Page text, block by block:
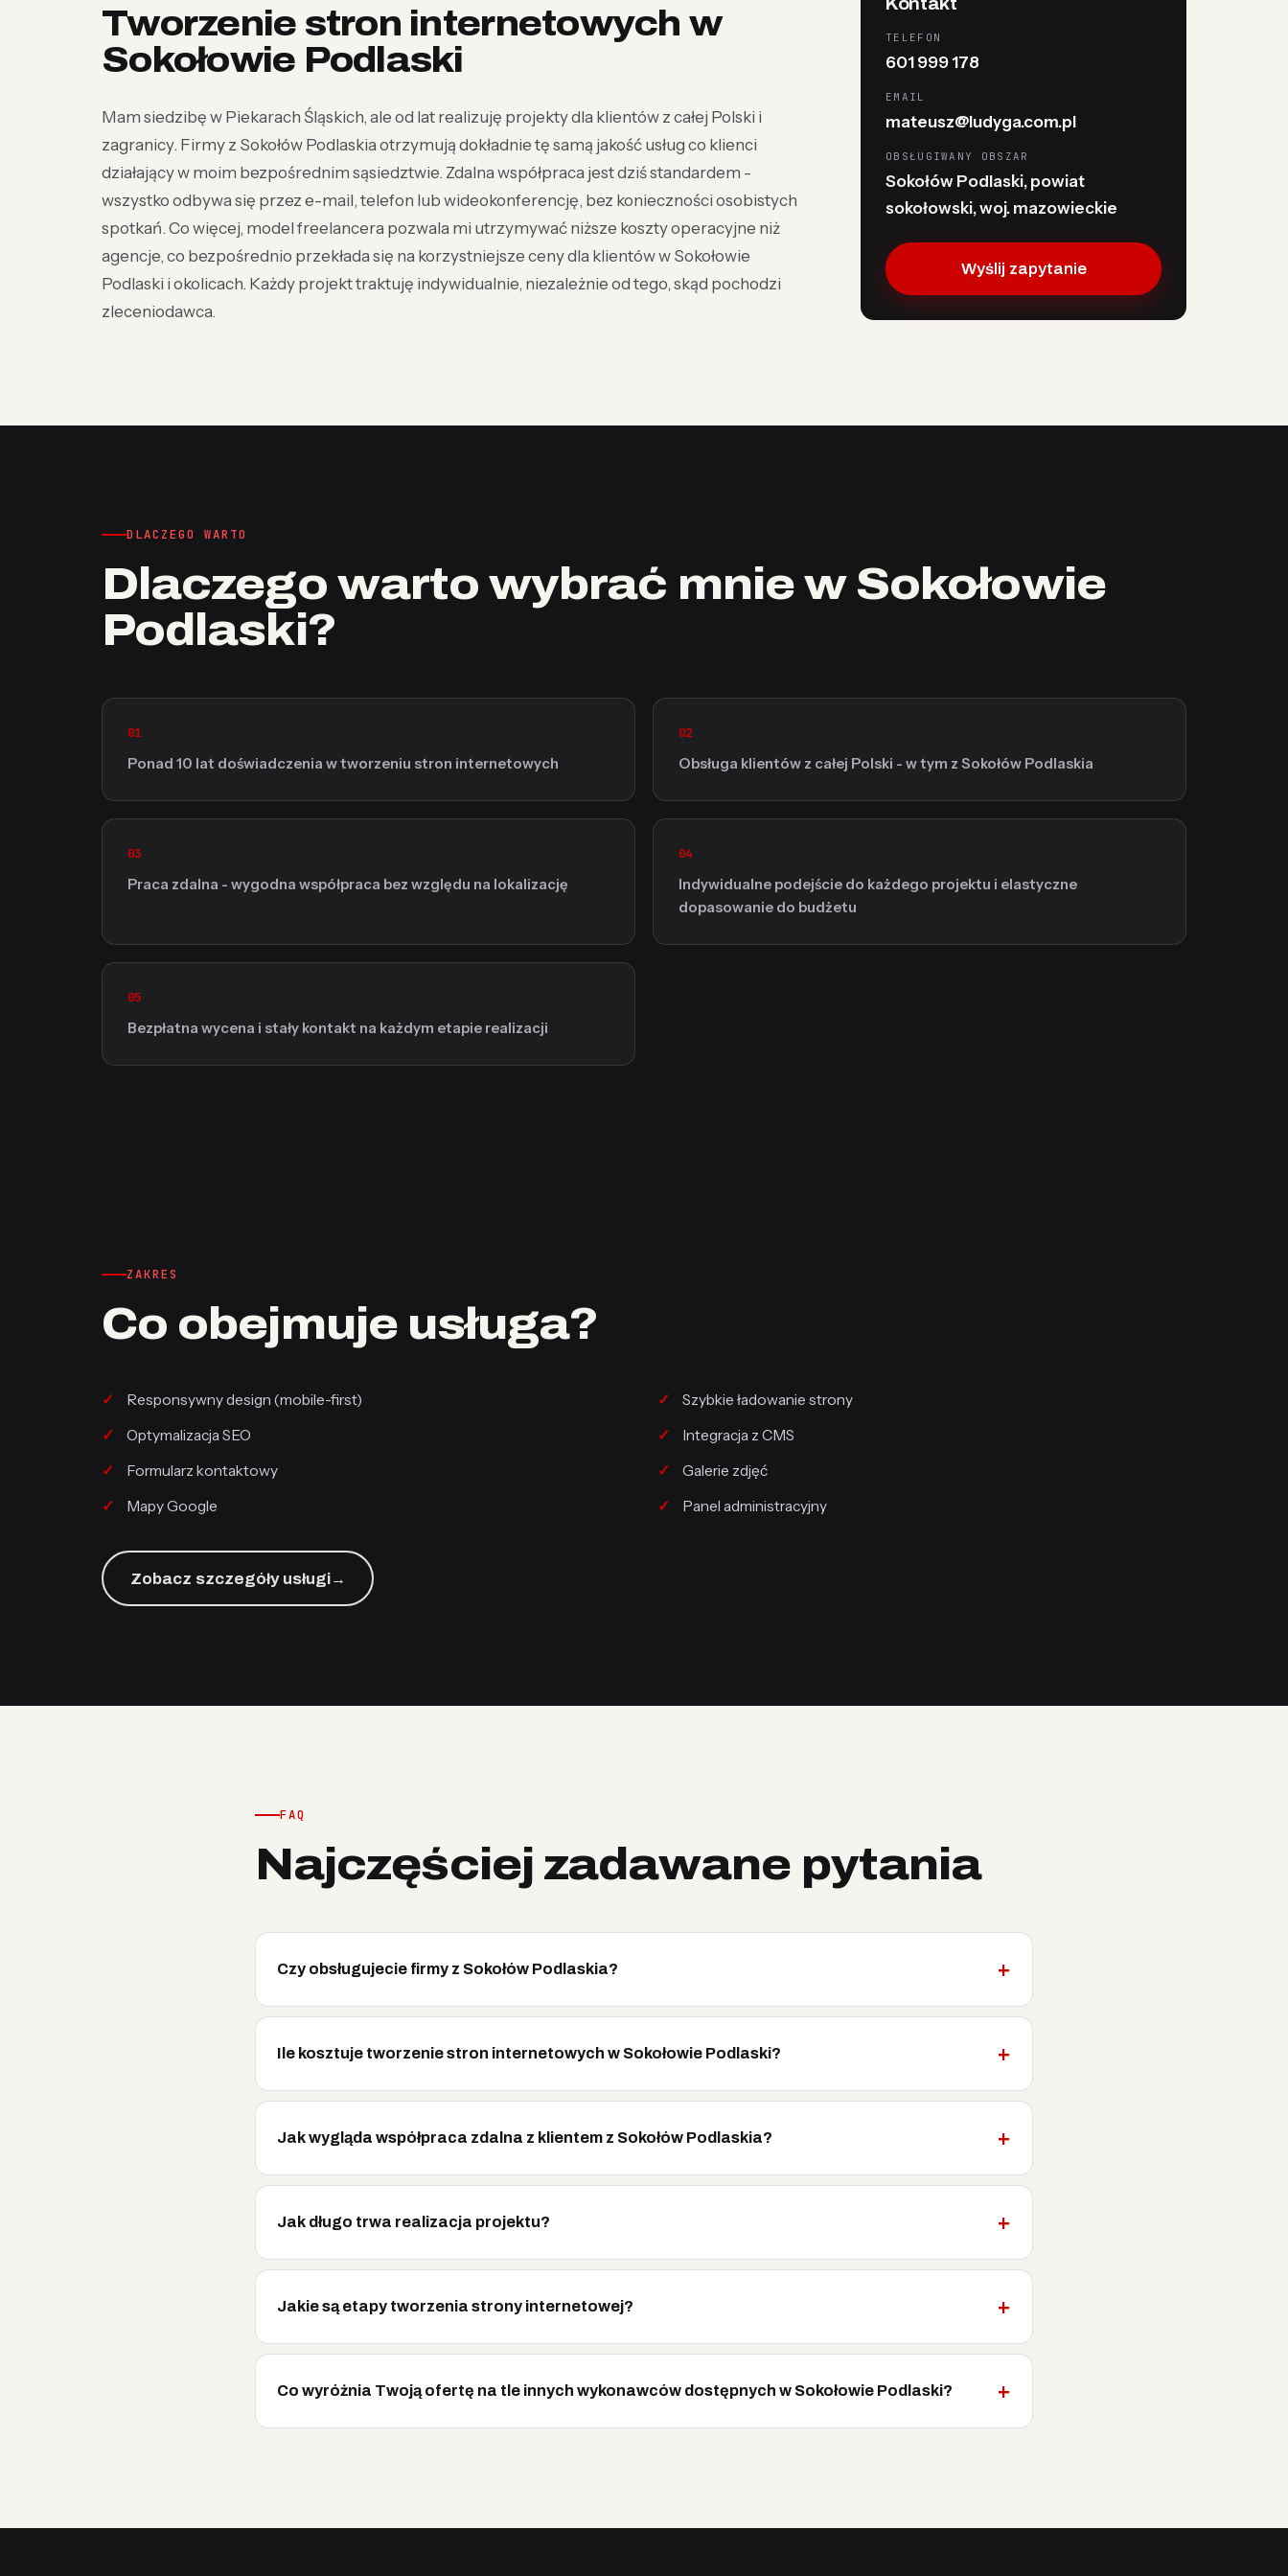
Tworzenie stron internetowych w
Sokołowie Podlaski
Mam siedzibę w Piekarach Śląskich, ale od lat realizuję projekty dla klientów z całej Polski i
zagranicy. Firmy z Sokołów Podlaskia otrzymują dokładnie tę samą jakość usług co klienci
działający w moim bezpośrednim sąsiedztwie. Zdalna współpraca jest dziś standardem -
wszystko odbywa się przez e-mail, telefon lub wideokonferencję, bez konieczności osobistych
spotkań. Co więcej, model freelancera pozwala mi utrzymywać niższe koszty operacyjne niż
agencje, co bezpośrednio przekłada się na korzystniejsze ceny dla klientów w Sokołowie
Podlaski i okolicach. Każdy projekt traktuję indywidualnie, niezależnie od tego, skąd pochodzi
zleceniodawca.
Kontakt
TELEFON
601 999 178
EMAIL
mateusz@ludyga.com.pl
OBSŁUGIWANY OBSZAR
Sokołów Podlaski, powiat
sokołowski, woj. mazowieckie
Wyślij zapytanie
DLACZEGO WARTO
Dlaczego warto wybrać mnie w Sokołowie
Podlaski?
01
Ponad 10 lat doświadczenia w tworzeniu stron internetowych
02
Obsługa klientów z całej Polski - w tym z Sokołów Podlaskia
03
Praca zdalna - wygodna współpraca bez względu na lokalizację
04
Indywidualne podejście do każdego projektu i elastyczne
dopasowanie do budżetu
05
Bezpłatna wycena i stały kontakt na każdym etapie realizacji
ZAKRES
Co obejmuje usługa?
Responsywny design (mobile-first)
Szybkie ładowanie strony
Optymalizacja SEO
Integracja z CMS
Formularz kontaktowy
Galerie zdjęć
Mapy Google
Panel administracyjny
Zobacz szczegóły usługi→
FAQ
Najczęściej zadawane pytania
Czy obsługujecie firmy z Sokołów Podlaskia?
Ile kosztuje tworzenie stron internetowych w Sokołowie Podlaski?
Jak wygląda współpraca zdalna z klientem z Sokołów Podlaskia?
Jak długo trwa realizacja projektu?
Jakie są etapy tworzenia strony internetowej?
Co wyróżnia Twoją ofertę na tle innych wykonawców dostępnych w Sokołowie Podlaski?